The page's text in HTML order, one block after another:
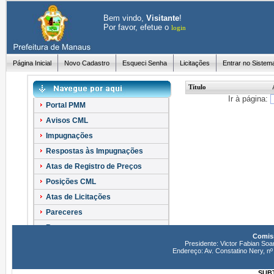
Bem vindo, Visitante!
Por favor, efetue o login
Página Inicial Novo Cadastro Esqueci Senha Licitações Entrar no
Portal PMM
Avisos CML
Impugnações
Respostas às Impugnações
Atas de Registro de Preços
Posições CML
Atas de Licitações
Pareceres
Recursos
Título
Ir à página:
Presidente: Victor Fabian
Endereço: Av. Constatino Nery,